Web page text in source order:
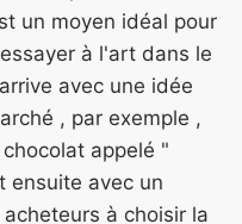
un moyen idéal pour
à l'art dans le
avec une idée
, par exemple ,
appelé "
ensuite avec un
à choisir la